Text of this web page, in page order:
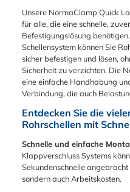
wurden für einen
breiten
Anwendungsbereich
konzipiert. Das
Quick-Lock Gehäuse
verkürzt und
vereinfacht die
Montage der
Schlauchschelle.
Durch den großen
Spannbereich wird
die Lagerung
unterschiedlicher
Schlauchschellen
nicht mehr nötig. Der
Quick-
die
n.
bei
Der
Unsere NormaClamp Quick
für alle, die eine schnelle,
Befestigungslösung
Schellensystem können Sie
sicher befestigen und lösen,
Sicherheit zu verzichten. Die
eine einfache Handhabung
Verbindung, die auch
Entdecken Sie die
Rohrschellen mit
Schnelle und einfache
Klappverschluss Systems
Sekundenschnelle
sondern auch Arbeitskosten.